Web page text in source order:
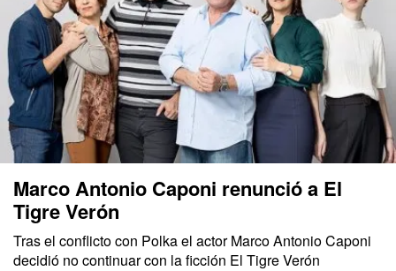
Marco Antonio Caponi renunció a El
Tigre Verón
Tras el conflicto con Polka el actor Marco Antonio Caponi
decidió no continuar con la ficción El Tigre Verón